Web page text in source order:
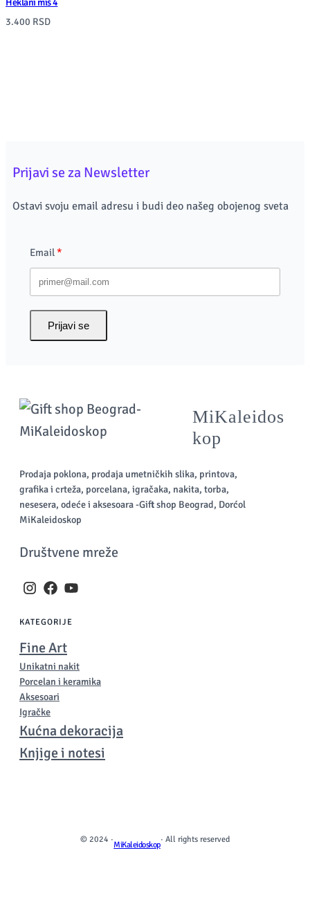
3.400 RSD
Prijavi se za Newsletter
Ostavi svoju email adresu i budi deo našeg obojenog sveta
Email
Prijavi se
MiKaleidos
kop
Prodaja poklona, prodaja umetničkih slika, printova,
grafika i crteža, porcelana, igračaka, nakita, torba,
nesesera, odeće i aksesoara -Gift shop Beograd, Dorćol
MiKaleidoskop
Društvene mreže
KATEGORIJE
Fine Art
Unikatni nakit
Porcelan i keramika
Aksesoari
Igračke
Kućna dekoracija
Knjige i notesi
© 2024 ·
MiKaleidoskop
· All rights reserved